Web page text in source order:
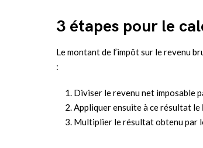
3 étapes pour le
Le montant de l’impôt sur le revenu
:
Diviser le revenu net imposable
Appliquer ensuite à ce résultat le
Multiplier le résultat obtenu par